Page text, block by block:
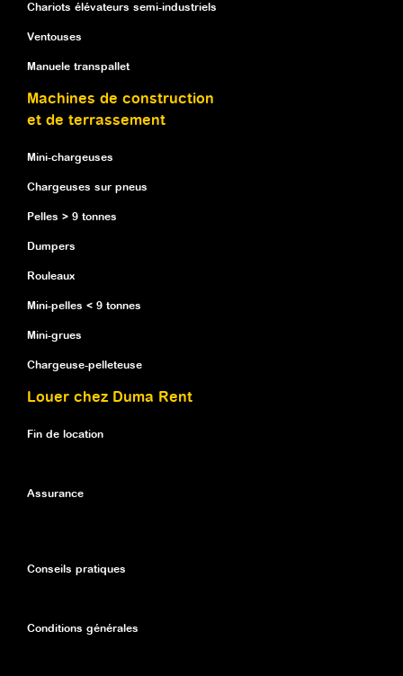
Chariots élévateurs semi-industriels
Ventouses
Manuele transpallet
Machines de construction
et de terrassement
Mini-chargeuses
Chargeuses sur pneus
Pelles > 9 tonnes
Dumpers
Rouleaux
Mini-pelles < 9 tonnes
Mini-grues
Chargeuse-pelleteuse
Louer chez Duma Rent
Fin de location
Assurance
Conseils pratiques
Conditions générales